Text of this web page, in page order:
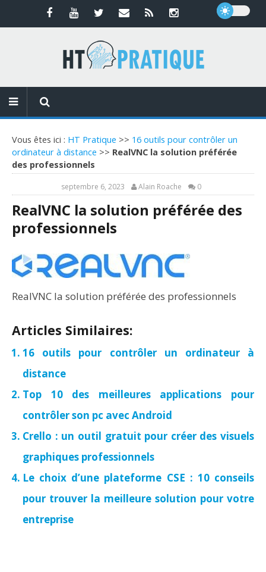
Vous êtes ici : HT Pratique >> 16 outils pour contrôler un
ordinateur à distance >> RealVNC la solution préférée
des professionnels
septembre 6, 2023 Alain Roache 0
RealVNC la solution préférée des
professionnels
RealVNC la solution préférée des professionnels
Articles Similaires:
16 outils pour contrôler un ordinateur à
distance
Top 10 des meilleures applications pour
contrôler son pc avec Android
Crello : un outil gratuit pour créer des visuels
graphiques professionnels
Le choix d’une plateforme CSE : 10 conseils
pour trouver la meilleure solution pour votre
entreprise